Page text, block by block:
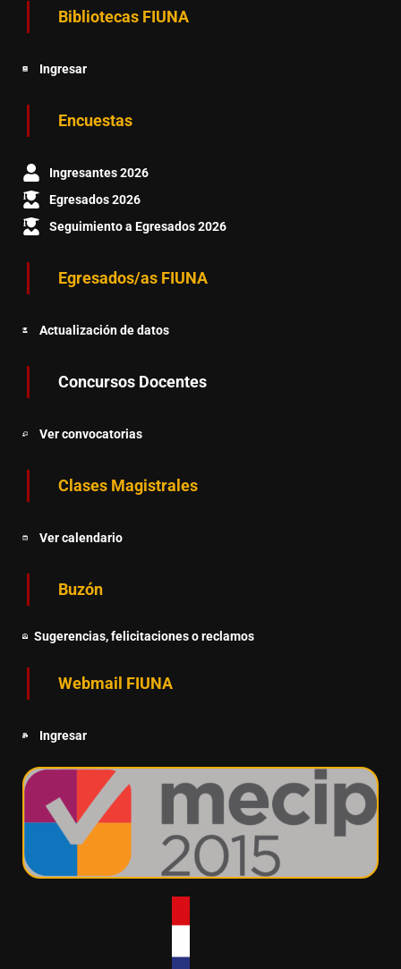
Bibliotecas FIUNA
Ingresar
Encuestas
Ingresantes 2026
Egresados 2026
Seguimiento a Egresados 2026
Egresados/as FIUNA
Actualización de datos
Concursos Docentes
Ver convocatorias
Clases Magistrales
Ver calendario
Buzón
Sugerencias, felicitaciones o reclamos
Webmail FIUNA
Ingresar